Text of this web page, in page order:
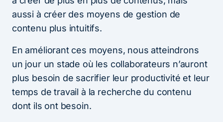
aussi à créer des moyens de gestion de
contenu plus intuitifs.
En améliorant ces moyens, nous atteindrons
un jour un stade où les collaborateurs n’auront
plus besoin de sacrifier leur productivité et leur
temps de travail à la recherche du contenu
dont ils ont besoin.